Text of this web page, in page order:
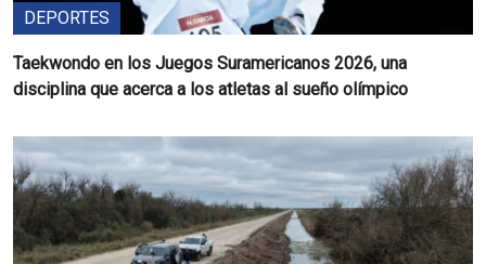
DEPORTES
Taekwondo en los Juegos Suramericanos 2026, una
disciplina que acerca a los atletas al sueño olímpico